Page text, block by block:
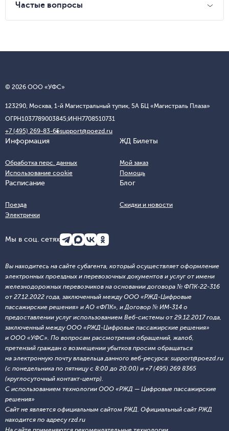
Частые вопросы
© 2026 ООО «УФС»
123290, Москва, 1-й Магистральный тупик, 5А БЦ «Магистраль Плаза»
ОГРН1037789003845;ИНН7708510731
+7 (495) 269-83-65support@poezd.ru
Информация
Обработка перс. данных
Использование cookie
ЖД Билеты
Мой заказ
Помощь
Расписание
Поезда
Электрички
Блог
Скидки и новости
Мы в соц. сетях
Вы находитесь на сайте субагента, который осуществляет оформление
электронных проездных и перевозочных документов и услуг от имени
железнодорожных перевозчиков на основании договора № ФПК-22-316
от 27.12.2022 года, заключенный между ООО «РЖД-Цифровые
пассажирские решения» и АО «ФПК», и Договор № ИМ-314 о
предоставлении услуг использованием Веб-системы от 29.12.2017 года,
заключенный между ООО «РЖД-Цифровые пассажирские решения»
и ООО «УФС». По вопросам рассмотрения обращений, жалоб,
претензий граждан о возмещении убытков просим обращаться
на электронную почту владельца данного веб-ресурса: support@poezd.ru
(с понедельника по пятницу с 8:00 до 20:00) и +7 (495) 269 8365
(круглосуточный контакт-центр).
С использованием технологии ООО «РЖД — Цифровые пассажирские
решения»
Сайт не является официальным сайтом РЖД. Официальный сайт РЖД
находится по адресу rzd.ru